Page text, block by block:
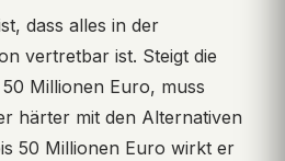
dass alles in der
vertretbar ist. Steigt die
Millionen Euro, muss
härter mit den Alternativen
50 Millionen Euro wirkt er